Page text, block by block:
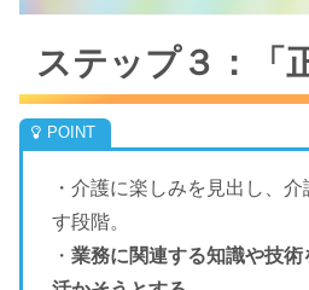
ステップ３：「
・介護に楽しみを見出し、
す段階。
・ 業務に関連する知識や技